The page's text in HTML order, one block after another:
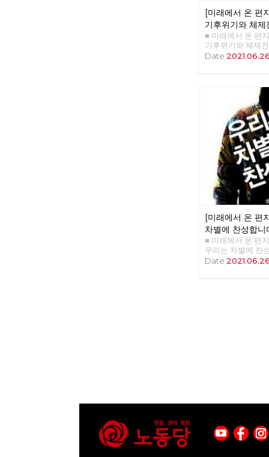
어갔다. 완주에는
걸렸다. 서울둘레
일러닝 선수가 달
있는 구간이다. 하
길 만이 아니라 둘
지 둘러 보며 걸었
께 걸었고, 망우산
기만, 함세덕, 최
열사의 흔적을 찾
사진의 길은 얼마
7월, 예정대로라
야 했지만, 폭염을
길부터 걷기로 경
한산에서 보내고,
강을 건넜다. 혹한
재해기업처벌법
서 단식투쟁을 이
강을 따라 한국
변을 걷기도 했다
지리적 경계를 넘
그 경계를 넘어서
야말로 노동자 민
높은 경계였다.
께 봄을 맞이한 후
여름에 다시 북한
걸으며 사계절을
들의 휴식을 위해
앞으로 계속 채우
경계사진은 이재
[미래에서 온 편
기후위기와 체제
■ 미래에서 온 편
기후위기와 체제
김현우 동지 강연
서 온난화와 기후
수 있다는 것이다.
의 폭을 보면 섭씨
이 낮을 때는 빙하
는데 지금은 간빙
변화에서 중요한
동안 변하는 것은
혁명 이후 200년
생태계에 대단한
현생인류가 지구
리와 같은 유전자
수렵 채집 생활을
문이다. 12,000년
꾸준히 온화한 기
지 변화가 일어났
상승해 지금과 같
빙하가 녹은 물이
주를 형성했다. 농
살고 있다. 우리가
되었다는 부류의
에서 핵폭발 실험
Date 2021.06.26
[미래에서 온 편
차별에 찬성합니
■ 미래에서 온 편
우리는 차별에 찬
우리는 차별에 찬
는 소박한 자유인
식 시간에 모임
것이다. 이 책을
로의 손을 잡을 수
는 청년들은 철저
서로를 적대시한
Date 2021.06.26